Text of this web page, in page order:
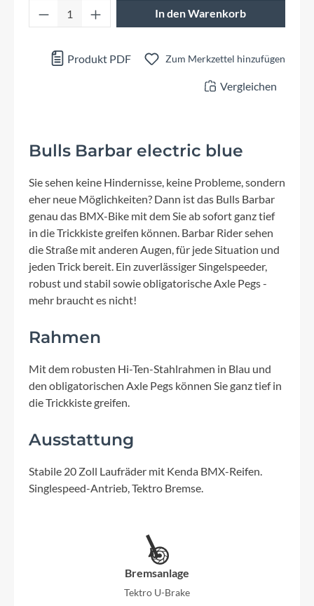
Produkt Anzahl: Gib den gewünschten
In den Warenkorb
Produkt PDF Zum Merkzettel hinzufügen
Vergleichen
Bulls Barbar electric blue
Sie sehen keine Hindernisse, keine Probleme, sondern
eher neue Möglichkeiten? Dann ist das Bulls Barbar
genau das BMX-Bike mit dem Sie ab sofort ganz tief
in die Trickkiste greifen können. Barbar Rider sehen
die Straße mit anderen Augen, für jede Situation und
jeden Trick bereit. Ein zuverlässiger Singelspeeder,
robust und stabil sowie obligatorische Axle Pegs -
mehr braucht es nicht!
Rahmen
Mit dem robusten Hi-Ten-Stahlrahmen in Blau und
den obligatorischen Axle Pegs können Sie ganz tief in
die Trickkiste greifen.
Ausstattung
Stabile 20 Zoll Laufräder mit Kenda BMX-Reifen.
Singlespeed-Antrieb, Tektro Bremse.
Bremsanlage
Tektro U-Brake